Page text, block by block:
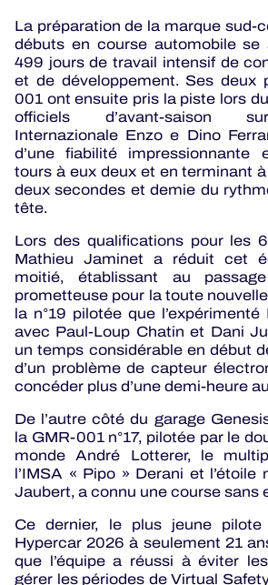
La préparation de la marque sud-
débuts en course automobile
499 jours de travail intensif de
et de développement. Ses deux
001 ont ensuite pris la piste lors
officiels d’avant-saison
Internazionale Enzo e Dino
d’une fiabilité impressionnante
tours à eux deux et en terminant
deux secondes et demie du
tête.
Lors des qualifications pour les
Mathieu Jaminet a réduit cet
moitié, établissant au
prometteuse pour la toute
la n°19 pilotée que
avec Paul-Loup Chatin et Dani
un temps considérable en début
d’un problème de capteur
concéder plus d’une demi-heure
De l’autre côté du garage
la GMR-001 n°17, pilotée par le
monde André Lotterer, le
l’IMSA « Pipo » Derani et
Jaubert, a connu une course sans
Ce dernier, le plus jeune
Hypercar 2026 à seulement 21
que l’équipe a réussi à éviter
gérer les périodes de Virtual